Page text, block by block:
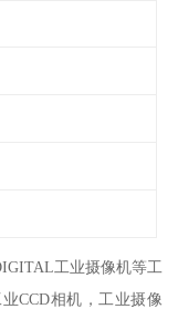
工业摄像机等工
CCD相机，工业摄像